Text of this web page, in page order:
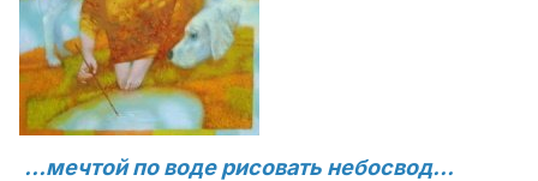
...мечтой по воде рисовать небосвод...